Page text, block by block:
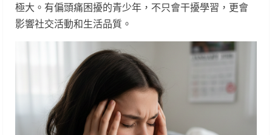
極大。有偏頭痛困擾的青少年，不只會干擾學習，更會
影響社交活動和生活品質。